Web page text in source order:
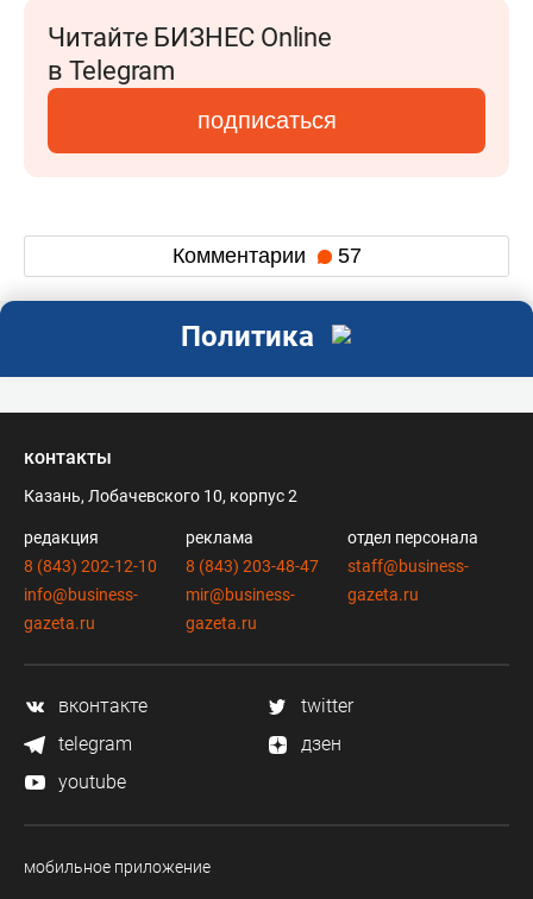
Читайте БИЗНЕС Online
в Telegram
подписаться
Комментарии 57
Политика
контакты
Казань, Лобачевского 10, корпус 2
редакция
8 (843) 202-12-10
info@business-
gazeta.ru
реклама
8 (843) 203-48-47
mir@business-
gazeta.ru
отдел персонала
staff@business-
gazeta.ru
вконтакте
twitter
telegram
дзен
youtube
мобильное приложение